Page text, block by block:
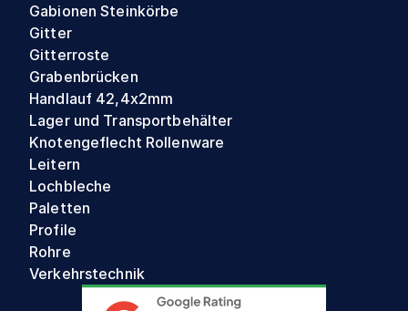
Gabionen Steinkörbe
Gitter
Gitterroste
Grabenbrücken
Handlauf 42,4x2mm
Lager und Transportbehälter
Knotengeflecht Rollenware
Leitern
Lochbleche
Paletten
Profile
Rohre
Verkehrstechnik